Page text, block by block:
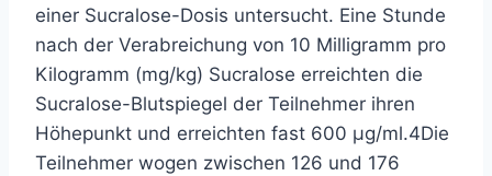
einer Sucralose-Dosis untersucht. Eine Stunde
nach der Verabreichung von 10 Milligramm pro
Kilogramm (mg/kg) Sucralose erreichten die
Sucralose-Blutspiegel der Teilnehmer ihren
Höhepunkt und erreichten fast 600 µg/ml.4Die
Teilnehmer wogen zwischen 126 und 176